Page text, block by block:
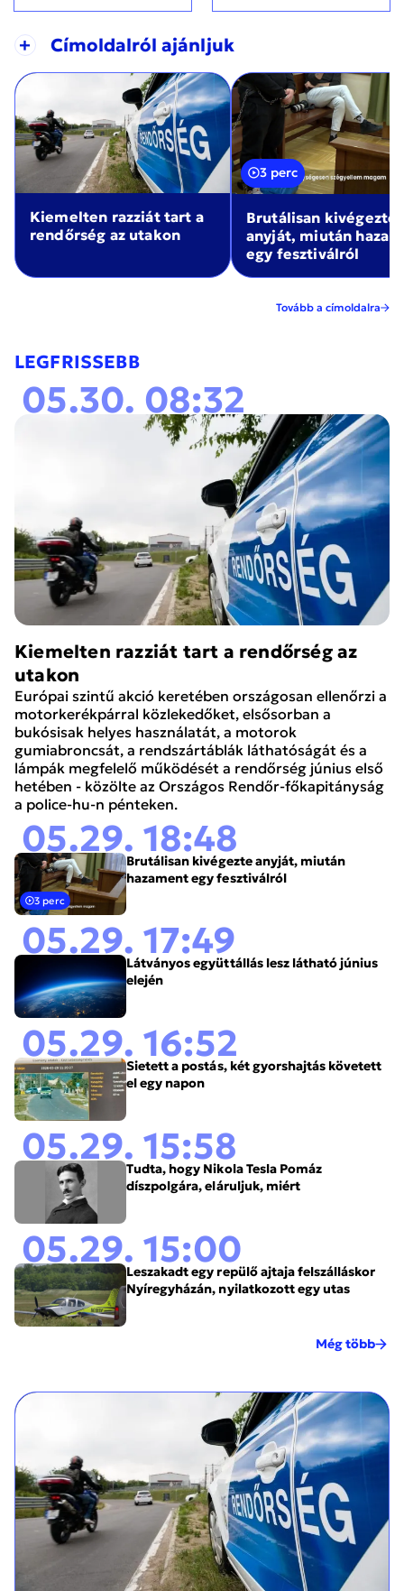
+ Címoldalról ajánljuk
Kiemelten razziát tart a
rendőrség az utakon
3 perc
Brutálisan kivégezte
anyját, miután
egy fesztiválról
Tovább a címoldalra
LEGFRISSEBB
05.30. 08:32
Kiemelten razziát tart a rendőrség az
utakon
Európai szintű akció keretében országosan ellenőrzi a
motorkerékpárral közlekedőket, elsősorban a
bukósisak helyes használatát, a motorok
gumiabroncsát, a rendszártáblák láthatóságát és a
lámpák megfelelő működését a rendőrség június első
hetében - közölte az Országos Rendőr-főkapitányság
a police-hu-n pénteken.
05.29. 18:48
3 perc
Brutálisan kivégezte anyját, miután
hazament egy fesztiválról
05.29. 17:49Látványos együttállás lesz látható június
elején
05.29. 16:52
Sietett a postás, két gyorshajtás követett
el egy napon
05.29. 15:58
Tudta, hogy Nikola Tesla Pomáz
díszpolgára, eláruljuk, miért
05.29. 15:00
Leszakadt egy repülő ajtaja felszálláskor
Nyíregyházán, nyilatkozott egy utas
Még több